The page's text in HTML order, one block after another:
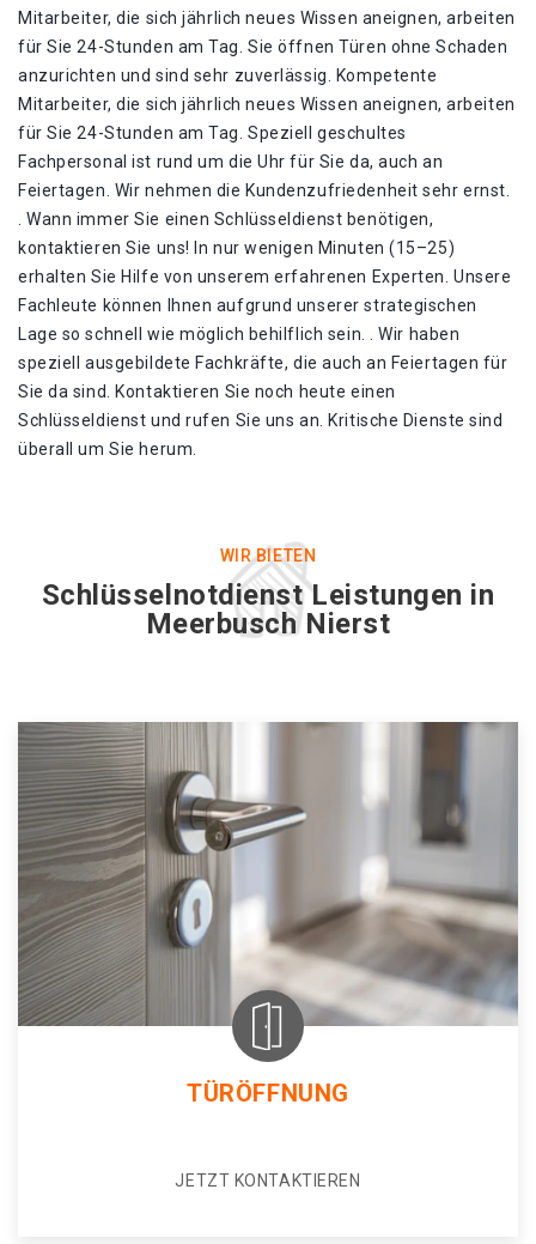
Mitarbeiter, die sich jährlich neues Wissen aneignen, arbeiten
für Sie 24-Stunden am Tag. Sie öffnen Türen ohne Schaden
anzurichten und sind sehr zuverlässig. Kompetente
Mitarbeiter, die sich jährlich neues Wissen aneignen, arbeiten
für Sie 24-Stunden am Tag. Speziell geschultes
Fachpersonal ist rund um die Uhr für Sie da, auch an
Feiertagen. Wir nehmen die Kundenzufriedenheit sehr ernst.
. Wann immer Sie einen Schlüsseldienst benötigen,
kontaktieren Sie uns! In nur wenigen Minuten (15–25)
erhalten Sie Hilfe von unserem erfahrenen Experten. Unsere
Fachleute können Ihnen aufgrund unserer strategischen
Lage so schnell wie möglich behilflich sein. . Wir haben
speziell ausgebildete Fachkräfte, die auch an Feiertagen für
Sie da sind. Kontaktieren Sie noch heute einen
Schlüsseldienst und rufen Sie uns an. Kritische Dienste sind
überall um Sie herum.
WIR BIETEN
Schlüsselnotdienst Leistungen in
Meerbusch Nierst
TÜRÖFFNUNG
JETZT KONTAKTIEREN